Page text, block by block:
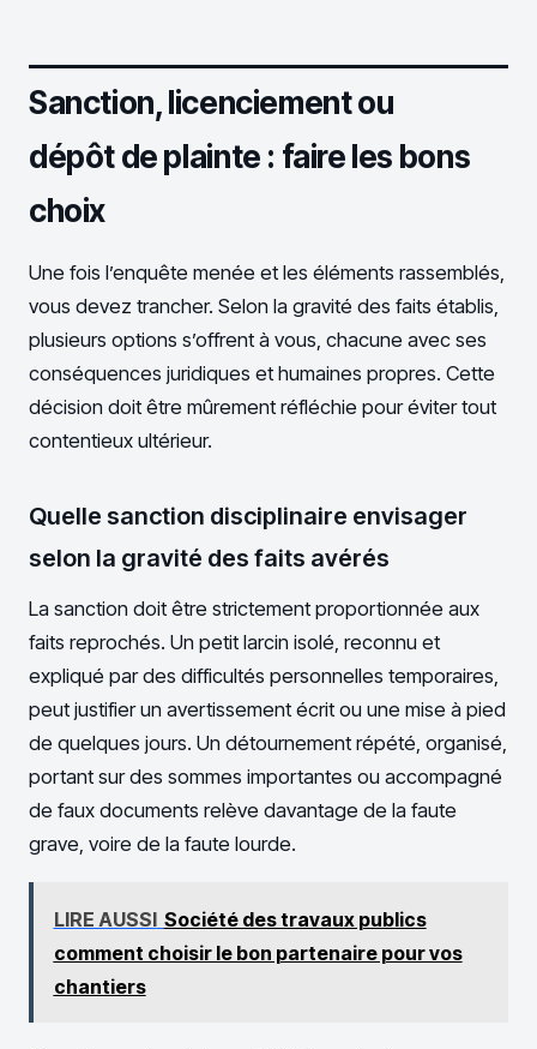
Sanction, licenciement ou
dépôt de plainte : faire les bons
choix
Une fois l’enquête menée et les éléments rassemblés,
vous devez trancher. Selon la gravité des faits établis,
plusieurs options s’offrent à vous, chacune avec ses
conséquences juridiques et humaines propres. Cette
décision doit être mûrement réfléchie pour éviter tout
contentieux ultérieur.
Quelle sanction disciplinaire envisager
selon la gravité des faits avérés
La sanction doit être strictement proportionnée aux
faits reprochés. Un petit larcin isolé, reconnu et
expliqué par des difficultés personnelles temporaires,
peut justifier un avertissement écrit ou une mise à pied
de quelques jours. Un détournement répété, organisé,
portant sur des sommes importantes ou accompagné
de faux documents relève davantage de la faute
grave, voire de la faute lourde.
LIRE AUSSI Société des travaux publics
comment choisir le bon partenaire pour vos
chantiers